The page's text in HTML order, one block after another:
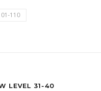
110
LEVEL 31-40